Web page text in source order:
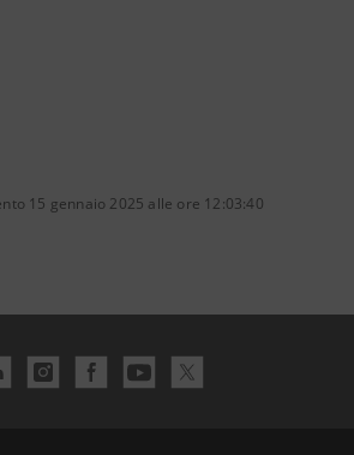
15 gennaio 2025 alle ore 12:03:40